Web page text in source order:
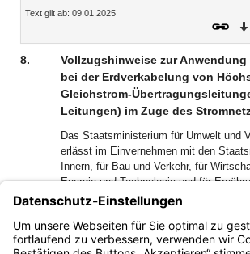
Inhalt
Text gilt ab: 09.01.2025
8.
Vollzugshinweise zur Anwendung
bei der Erdverkabelung von
Gleichstrom-
Leitungen) im Zuge des
Das Staatsministerium für Umwelt und
erlässt im Einvernehmen mit den
Innern, für Bau und Verkehr, für
Energie und Technologie und für
und Forsten Vollzugshinweise zur
BayKompV bei der Erdverkabelung von
Gleichstrom-Übertragungsleitungen
Zuge des Stromnetzausbaus (Stand: 21.